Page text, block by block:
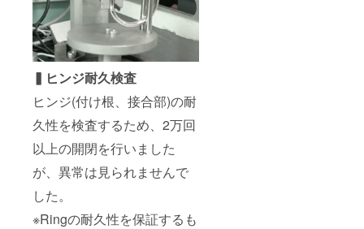
▍ヒンジ耐久検査
ヒンジ(付け根、接合部)の耐
久性を検査するため、2万回
以上の開閉を行いました
が、異常は見られませんで
した。
※Ringの耐久性を保証するも